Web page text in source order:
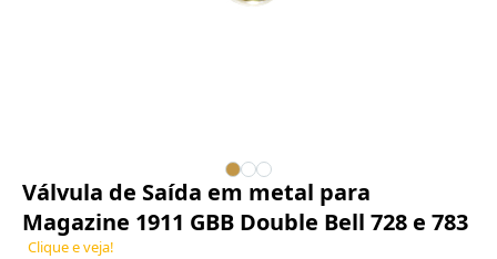
Válvula de Saída em metal para
Magazine 1911 GBB Double Bell 728 e 783
Clique e veja!